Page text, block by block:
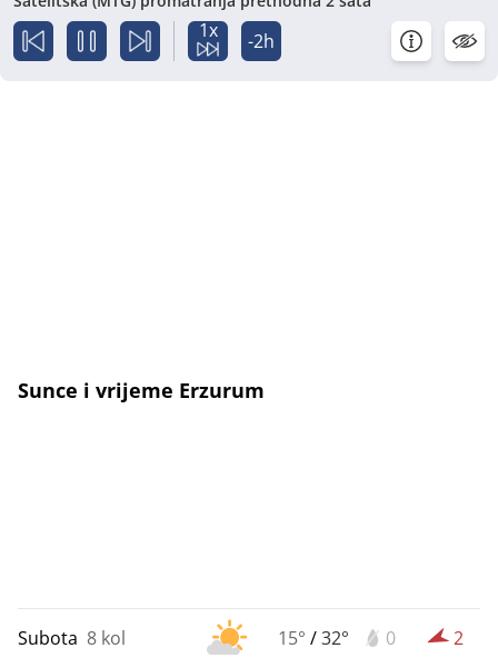
1x -2h
Sunce i vrijeme Erzurum
Subota 8 kol 15° /32° 0 2